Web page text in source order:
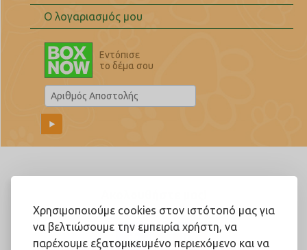
Χρησιμοποιούμε cookies στον ιστότοπό μας για
να βελτιώσουμε την εμπειρία χρήστη, να
παρέχουμε εξατομικευμένο περιεχόμενο και να
Ο λογαριασμός μου
Εντόπισε
το δέμα σου